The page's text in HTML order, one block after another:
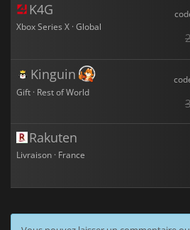
K4G
Xbox Series X · Global
Kinguin
Gift · Rest of World
Rakuten
Livraison · France